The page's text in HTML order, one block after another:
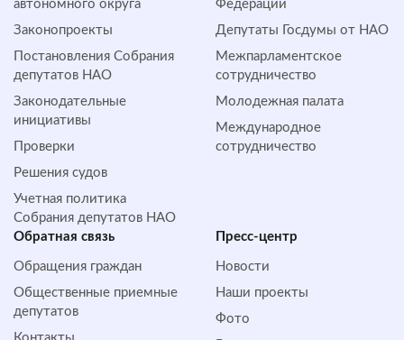
автономного округа
Законопроекты
Постановления Собрания
депутатов НАО
Законодательные
инициативы
Проверки
Решения судов
Учетная политика
Собрания депутатов НАО
Федерации
Депутаты Госдумы от НАО
Межпарламентское
сотрудничество
Молодежная палата
Международное
сотрудничество
Обратная cвязь
Обращения граждан
Общественные приемные
депутатов
Пресс-центр
Новости
Наши проекты
Фото